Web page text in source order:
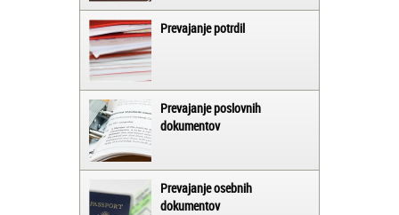
Prevajanje potrdil
Prevajanje poslovnih
dokumentov
Prevajanje osebnih
dokumentov